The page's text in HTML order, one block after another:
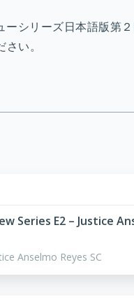
ーシリーズ日本語版第
い。
Series E2 – Justice
Anselmo Reyes SC